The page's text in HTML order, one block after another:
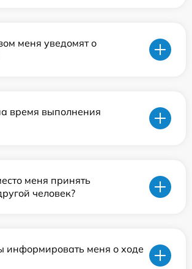
меня уведомят о
время выполнения
меня принять
человек?
информировать меня о ходе